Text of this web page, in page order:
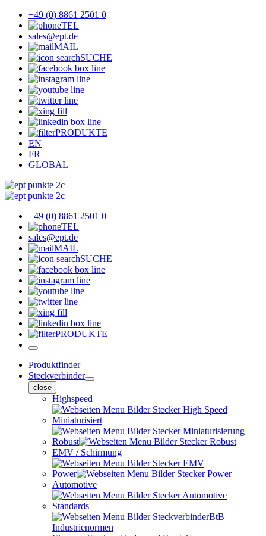
+49 (0) 8861 2501 0
TEL
sales@ept.de
MAIL
SUCHE
PRODUKTE
EN
FR
GLOBAL
+49 (0) 8861 2501 0
TEL
sales@ept.de
MAIL
SUCHE
PRODUKTE
Produktfinder
Steckverbinder
close
Highspeed
Miniaturisiert
Robust
EMV / Schirmung
Power
Automotive
Standards